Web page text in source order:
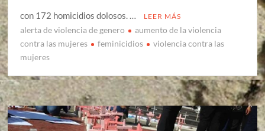
con 172 homicidios dolosos. …
LEER MÁS
alerta de violencia de genero
aumento de la violencia
contra las mujeres
feminicidios
violencia contra las
mujeres